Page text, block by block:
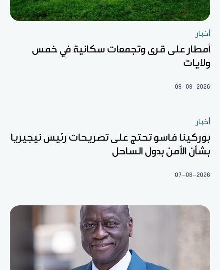
أخبار
أمطار على قرى وتجمعات سكانية في خمس
ولايات
08-08-2026
أخبار
بوركينا فاسو تحتج على تصريحات رئيس نيجيريا
بشأن الأمن بدول الساحل
07-08-2026